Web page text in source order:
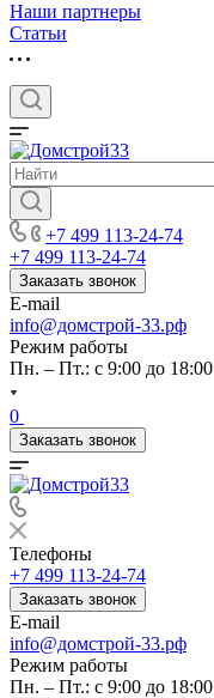
Наши партнеры
Статьи
+7 499 113-24-74
+7 499 113-24-74
Заказать звонок
E-mail
info@домстрой-33.рф
Режим работы
Пн. – Пт.: с 9:00 до 18:00
0
Заказать звонок
Телефоны
+7 499 113-24-74
Заказать звонок
E-mail
info@домстрой-33.рф
Режим работы
Пн. – Пт.: с 9:00 до 18:00